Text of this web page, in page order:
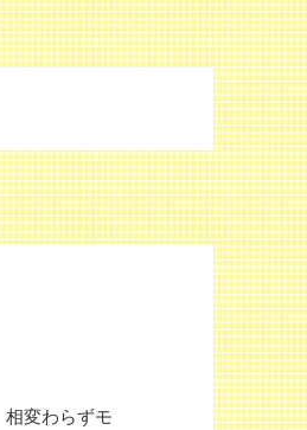
変わらずモ